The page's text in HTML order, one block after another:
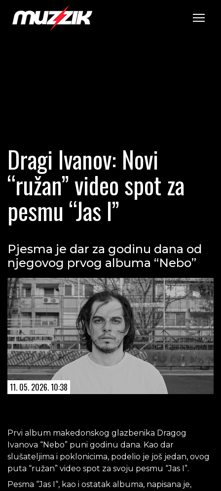
Dragi Ivanov: Novi
“ružan” video spot za
pesmu “Jas I”
Pjesma je dar za godinu dana od
njegovog prvog albuma “Nebo”
11. 05. 2026. 10:38
Prvi album makedonskog glazbenika Dragog
Ivanova “Nebo” puni godinu dana. Kao dar
slušateljima i poklonicima, podelio je još jedan, ovog
puta “ružan” video spot za svoju pesmu “Jas I”.
Pesma “Jas I“, kao i ostatak albuma, napisana je,